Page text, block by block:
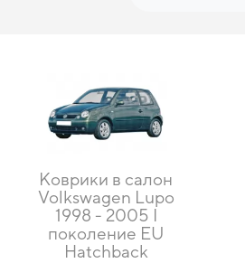
Коврики в салон
Volkswagen Lupo
1998 - 2005 I
поколение EU
Hatchback